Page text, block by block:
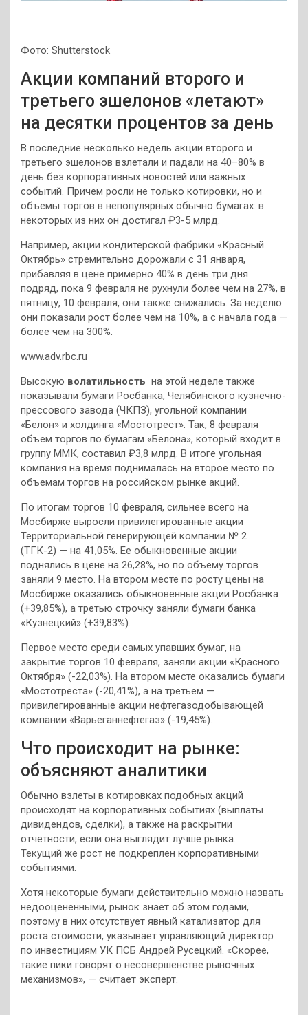
Фото: Shutterstock
Акции компаний второго и
третьего эшелонов «летают»
на десятки процентов за день
В последние несколько недель акции второго и
третьего эшелонов взлетали и падали на 40–80% в
день без корпоративных новостей или важных
событий. Причем росли не только котировки, но и
объемы торгов в непопулярных обычно бумагах: в
некоторых из них он достигал ₽3-5 млрд.
Например, акции кондитерской фабрики «Красный
Октябрь» стремительно дорожали с 31 января,
прибавляя в цене примерно 40% в день три дня
подряд, пока 9 февраля не рухнули более чем на 27%, в
пятницу, 10 февраля, они также снижались. За неделю
они показали рост более чем на 10%, а с начала года —
более чем на 300%.
www.adv.rbc.ru
Высокую волатильность на этой неделе также
показывали бумаги Росбанка, Челябинского кузнечно-
прессового завода (ЧКПЗ), угольной компании
«Белон» и холдинга «Мостотрест». Так, 8 февраля
объем торгов по бумагам «Белона», который входит в
группу ММК, составил ₽3,8 млрд. В итоге угольная
компания на время поднималась на второе место по
объемам торгов на российском рынке акций.
По итогам торгов 10 февраля, сильнее всего на
Мосбирже выросли привилегированные акции
Территориальной генерирующей компании № 2
(ТГК-2) — на 41,05%. Ее обыкновенные акции
поднялись в цене на 26,28%, но по объему торгов
заняли 9 место. На втором месте по росту цены на
Мосбирже оказались обыкновенные акции Росбанка
(+39,85%), а третью строчку заняли бумаги банка
«Кузнецкий» (+39,83%).
Первое место среди самых упавших бумаг, на
закрытие торгов 10 февраля, заняли акции «Красного
Октября» (-22,03%). На втором месте оказались бумаги
«Мостотреста» (-20,41%), а на третьем —
привилегированные акции нефтегазодобывающей
компании «Варьеганнефтегаз» (-19,45%).
Что происходит на рынке:
объясняют аналитики
Обычно взлеты в котировках подобных акций
происходят на корпоративных событиях (выплаты
дивидендов, сделки), а также на раскрытии
отчетности, если она выглядит лучше рынка.
Текущий же рост не подкреплен корпоративными
событиями.
Хотя некоторые бумаги действительно можно назвать
недооцененными, рынок знает об этом годами,
поэтому в них отсутствует явный катализатор для
роста стоимости, указывает управляющий директор
по инвестициям УК ПСБ Андрей Русецкий. «Скорее,
такие пики говорят о несовершенстве рыночных
механизмов», — считает эксперт.